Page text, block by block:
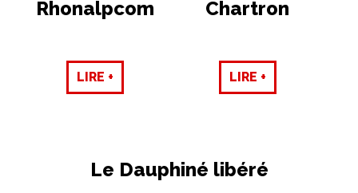
Rhonalpcom
LIRE +
Chartron
LIRE +
Le Dauphiné libéré